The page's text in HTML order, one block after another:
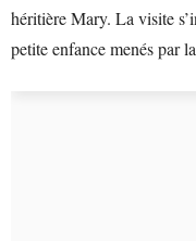
héritière Mary. La visite
petite enfance menés par